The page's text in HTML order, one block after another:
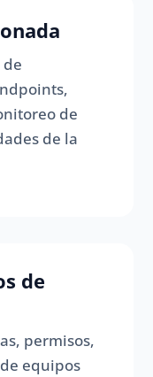
de
de la
de
permisos,
equipos